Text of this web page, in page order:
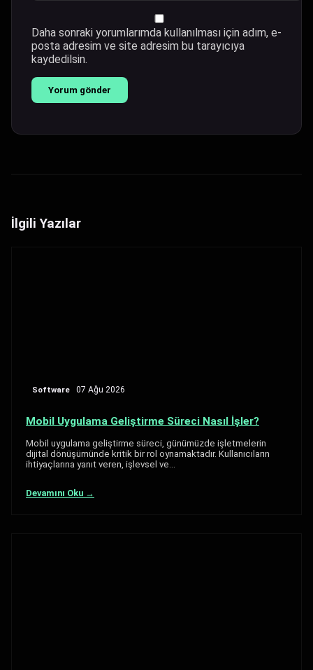
Daha sonraki yorumlarımda kullanılması için adım, e-
posta adresim ve site adresim bu tarayıcıya
kaydedilsin.
İlgili Yazılar
Software 07 Ağu 2026
Mobil Uygulama Geliştirme Süreci Nasıl İşler?
Mobil uygulama geliştirme süreci, günümüzde işletmelerin
dijital dönüşümünde kritik bir rol oynamaktadır. Kullanıcıların
ihtiyaçlarına yanıt veren, işlevsel ve…
Devamını Oku →